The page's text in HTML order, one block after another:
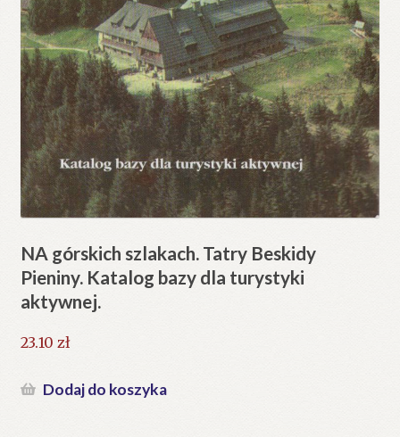
NA górskich szlakach. Tatry Beskidy
Pieniny. Katalog bazy dla turystyki
aktywnej.
23.10 zł
Dodaj do koszyka